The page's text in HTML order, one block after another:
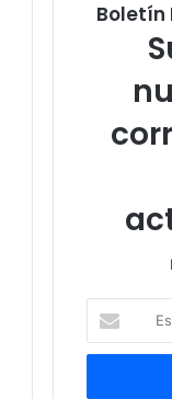
Boletín
tu
correo